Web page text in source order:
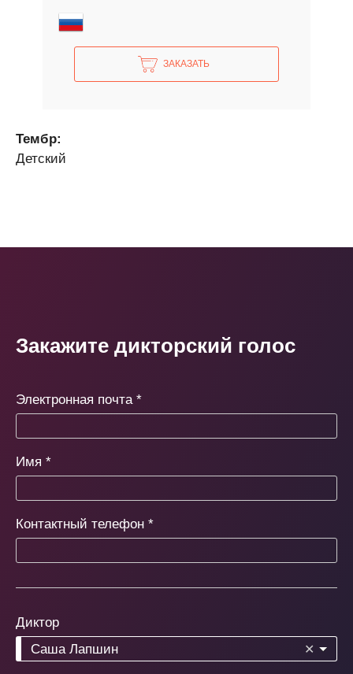
ЗАКАЗАТЬ
Тембр:
Детский
Закажите дикторский голос
Электронная почта *
Имя *
Контактный телефон *
Диктор
✕
Саша Лапшин